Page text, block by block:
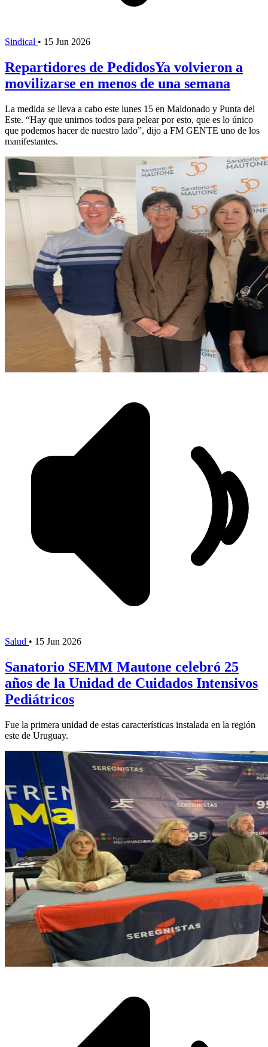
Sindical • 15 Jun 2026
Repartidores de PedidosYa volvieron a
movilizarse en menos de una semana
La medida se lleva a cabo este lunes 15 en Maldonado y Punta del
Este. “Hay que unirnos todos para pelear por esto, que es lo único
que podemos hacer de nuestro lado”, dijo a FM GENTE uno de los
manifestantes.
Salud • 15 Jun 2026
Sanatorio SEMM Mautone celebró 25
años de la Unidad de Cuidados Intensivos
Pediátricos
Fue la primera unidad de estas características instalada en la región
este de Uruguay.